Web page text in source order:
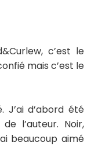
c’est le
mais c’est le
J’ai d’abord été
l’auteur. Noir,
beaucoup aimé